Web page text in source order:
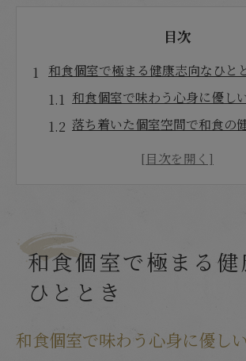
目次
和食個室で極まる健康志向なひと
和食個室で味わう心身に優し
落ち着いた個室空間で和食の
和食個室利用で健康志向な食
個室のある和食で叶う至福の健康体
和食個室で味わう至福の健康
案
和食個室で極まる健
ひととき
和食個室で味わう心身に優し